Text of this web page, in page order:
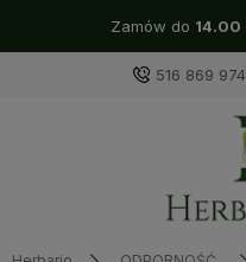
Zamów do 14.00
516 869 974